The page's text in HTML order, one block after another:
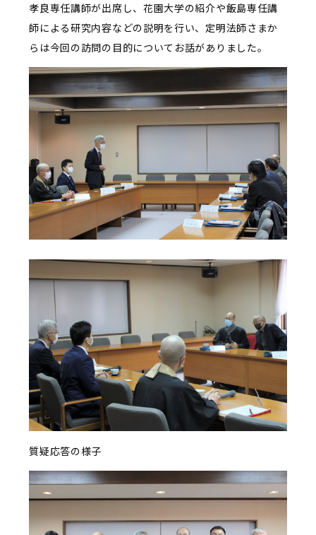
孝良専任講師が出席し、花園大学の紹介や飯島専任講
師による研究内容などの説明を行い、定明法師さまか
らは今回の訪問の目的についてお話がありました。
質疑応答の様子